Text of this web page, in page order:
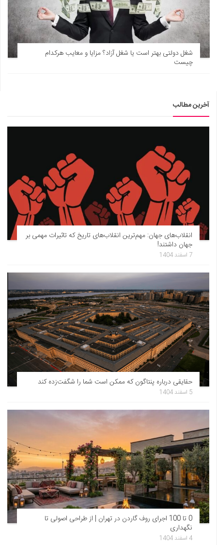
شغل دولتی بهتر است یا شغل آزاد؟ مزایا و معایب هرکدام
چیست
آخرین مطالب
انقلاب‌های جهان: مهم‌ترین انقلاب‌های تاریخ که تاثیرات مهمی بر
جهان داشتند!
7 اسفند 1404
حقایقی درباره پنتاگون که ممکن است شما را شگفت‌زده کند
5 اسفند 1404
0 تا 100 اجرای روف گاردن در تهران | از طراحی اصولی تا
نگهداری
4 اسفند 1404